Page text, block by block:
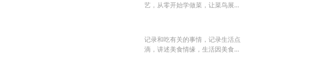
艺，从零开始学做菜，让菜鸟展翅
记录和吃有关的事情，记录生活点
滴，讲述美食情缘，生活因美食而